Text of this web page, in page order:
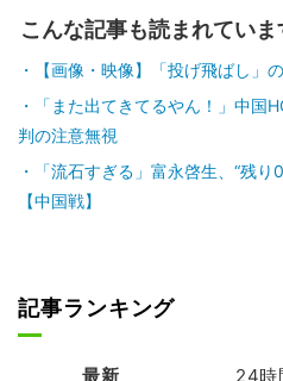
こんな記事も読まれていま
【画像・映像】「投げ飛ばし」
「また出てきてるやん！」中国
判の注意無視
「流石すぎる」富永啓生、“残
【中国戦】
記事ランキング
最新 24時